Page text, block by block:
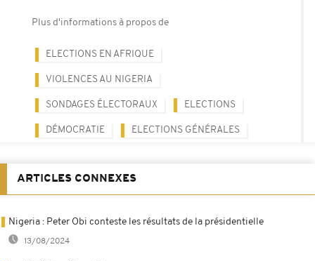
Plus d'informations à propos de
ELECTIONS EN AFRIQUE
VIOLENCES AU NIGERIA
SONDAGES ÉLECTORAUX ELECTIONS
DÉMOCRATIE ELECTIONS GÉNÉRALES
ARTICLES CONNEXES
Nigeria : Peter Obi conteste les résultats de la présidentielle
13/08/2024